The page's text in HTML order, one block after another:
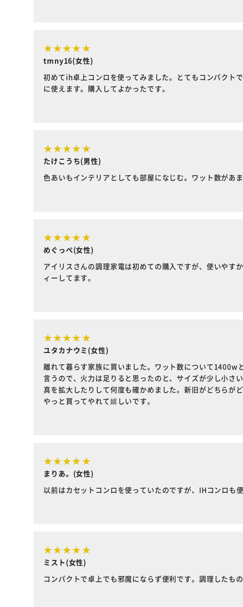
tmny16(女性)
初めてih卓上コンロを使ってみました。とてもコンパクト
に使えます。購入してよかったです。
たけこうち(男性)
色あいもインテリアとしても部屋になじむ。ワット数があ
めぐっぺ(女性)
アイリスさんの調理家電は初めての購入ですが、使いやす
ィーしてます。
ユタカナウミ(女性)
離れて暮らす家族に買いました。ワット数について
言うので、火力は足りると思ったのと、サイズが少し小さ
真を拡大したりして何度も確かめました。新旧がどちらが
やっと買ってやれて嬉しいです。
まりあ。(女性)
以前はカセットコンロを使っていたのですが、IHコンロも
ミスト(女性)
コンパクトで卓上でも邪魔にならず便利です。調理したも